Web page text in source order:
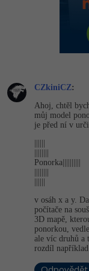
SQL a
UML a
Spring
Django
Best
Python
HTML
MS-
SQLite
Tester
3D
Python
Swift -
VB.NET
SQL
Návrh
UX
MS
Adobe
Adobe
Adobe
CZkiniCZ:
Ahoj, chtěl
můj model
je před ní v
Ponorka||||||||||
v osáh x a y.
počítače na
3D mapě,
ponorkou,
ale víc druhů a
rozdíl